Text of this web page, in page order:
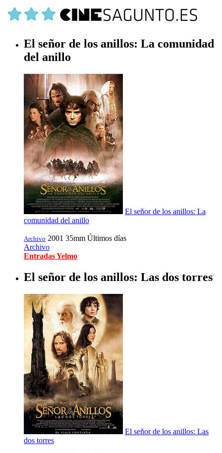
El señor de los anillos: La comunidad
del anillo
El señor de los anillos: La
comunidad del anillo
Archivo 2001 35mm Últimos días
Archivo
Entradas Yelmo
El señor de los anillos: Las dos torres
El señor de los anillos: Las
dos torres